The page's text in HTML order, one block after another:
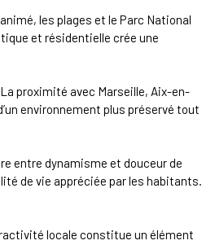
les plages et le Parc National
et résidentielle crée une
proximité avec Marseille, Aix-en-
environnement plus préservé tout
entre dynamisme et douceur de
de vie appréciée par les habitants.
locale constitue un élément